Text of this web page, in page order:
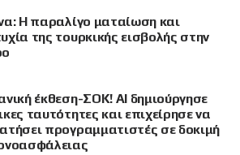
Η παραλίγο ματαίωση και
της τουρκικής εισβολής στην
έκθεση-ΣΟΚ! AI δημιούργησε
ταυτότητες και επιχείρησε να
προγραμματιστές σε δοκιμή